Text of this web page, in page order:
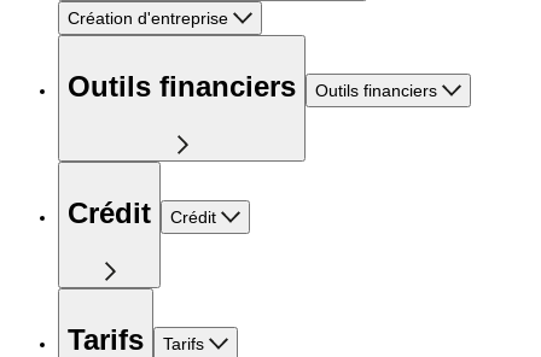
Création d'entreprise
Outils financiers Outils financiers
Crédit Crédit
Tarifs Tarifs